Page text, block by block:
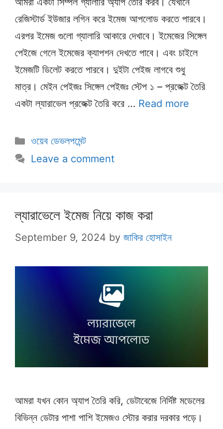
রেজিস্টার্ড ইউজার লগিন করে ইমেজ আপলোড করতে পারবে।
এরপর ইমেজ গুলো গ্যালারি আকারে দেখাবে। ইমেজের সিঙ্গেল
পেইজে গেলে ইমেজের ক্যাপশন দেখতে পাবে। এবং চাইলে
ইমেজটি ডিলেট করতে পারবে। দুইটা পেইজ লাগবে শুধু
মাত্র। মেইন পেইজঃ সিঙ্গেল পেইজঃ স্টেপ ১ – প্রজেক্ট তৈরি
একটা ল্যারাভেল প্রজেক্ট তৈরি করে … Read more
Categories
ওয়েব ডেভলপমেন্ট
Leave a comment
ল্যারাভেলে ইমেজ নিয়ে কাজ করা
September 9, 2024 by জাকির হোসাইন
আমরা যখন কোন অ্যাপ তৈরি করি, ডেটাবেজে নির্দিষ্ট মডেলের
বিভিন্ন ডেটার পাশা পাশি ইমেজও স্টোর করার দরকার পড়ে।